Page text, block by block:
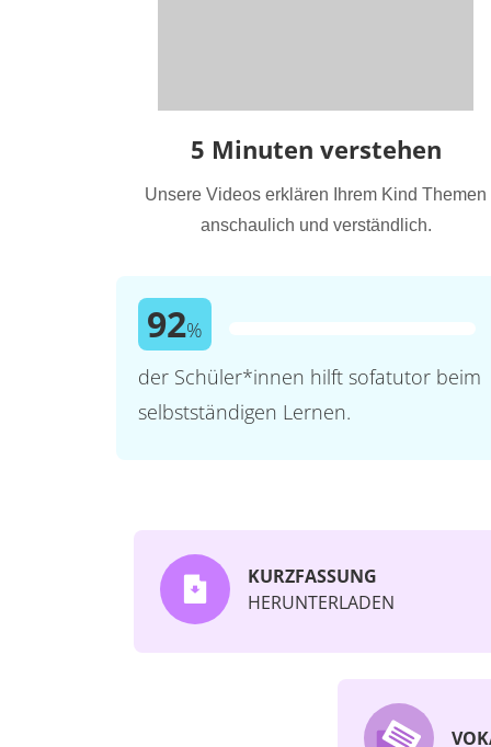
5 Minuten verstehen
Unsere Videos erklären Ihrem Kind Themen
anschaulich und verständlich.
92%
der Schüler*innen hilft sofatutor beim
selbstständigen Lernen.
KURZFASSUNG
HERUNTERLADEN